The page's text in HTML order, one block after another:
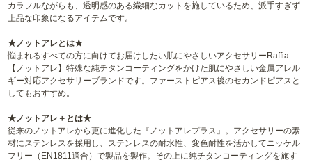
カラフルながらも、透明感のある繊細なカットを施しているため、派手すぎず
上品な印象になるアイテムです。
★ノットアレとは★
悩まれるすべての方に向けてお届けしたい肌にやさしいアクセサリーRaffia
【ノットアレ】特殊な純チタンコーティングをかけた肌にやさしい金属アレル
ギー対応アクセサリーブランドです。ファーストピアス後のセカンドピアスと
してもおすすめ。
★ノットアレ＋とは★
従来のノットアレから更に進化した『ノットアレプラス』。アクセサリーの素
材にステンレスを採用し、ステンレスの耐水性、変色耐性を活かしてニッケル
フリー（EN1811適合）で製品を製作。その上に純チタンコーティングを施す